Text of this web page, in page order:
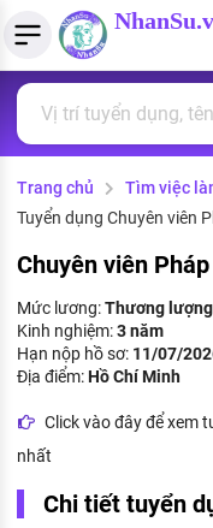
Tìm việc làm
Việc làm ngành luật
Việc làm tốt nhất
CÔNG TY
Danh sách nhà
Quản lý CV
Tải CV lên
MẪU CV THEO STYLE
Mẫu CV đơn giản
Mẫu CV hiện đại
Tính lương Gross -
Tính thuế thu nhập
PHÁP LUẬT VIỆT NAM
Văn bản pháp luật
Chính sách mới
PHÁP LUẬT LAO
Lao động và tiền
Bảo hiểm và phúc
Thuế thu nhập
Chính sách lao
Trang chủ Tìm việc
Tuyển dụng Chuyên viên
Chuyên viên
Mức lương:Thương lượng
Kinh nghiệm:3 năm
Hạn nộp hồ sơ: 11/07/
Địa điểm:Hồ Chí Minh
Click vào đây để xem
nhất
Chi tiết tuyển